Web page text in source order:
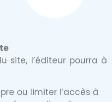
site, l’éditeur pourra à
ou limiter l’accès à